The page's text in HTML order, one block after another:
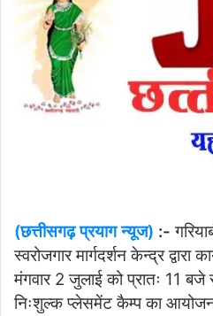
(छत्तीसगढ़ प्रयाग न्यूज) :-
स्वरोजगार मार्गदर्शन केन्द्र द्वारा
मंगवार 2 जुलाई को प्रातः 11
निःशुल्क प्लेसमेंट कैम्प का